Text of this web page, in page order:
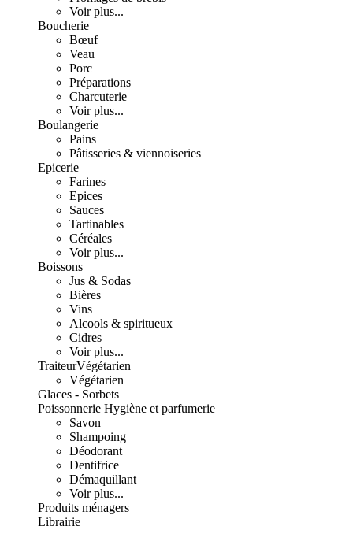
Voir plus...
Boucherie
Bœuf
Veau
Porc
Préparations
Charcuterie
Voir plus...
Boulangerie
Pains
Pâtisseries & viennoiseries
Epicerie
Farines
Epices
Sauces
Tartinables
Céréales
Voir plus...
Boissons
Jus & Sodas
Bières
Vins
Alcools & spiritueux
Cidres
Voir plus...
TraiteurVégétarien
Végétarien
Glaces - Sorbets
Poissonnerie Hygiène et parfumerie
Savon
Shampoing
Déodorant
Dentifrice
Démaquillant
Voir plus...
Produits ménagers
Librairie